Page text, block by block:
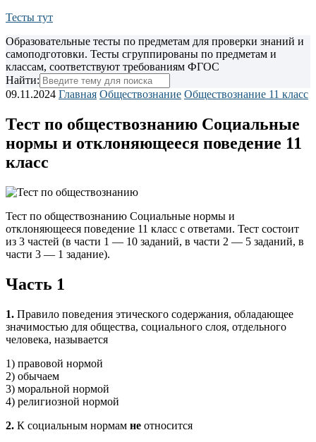
Тесты тут
Образовательные тесты по предметам для проверки знаний и
самоподготовки. Тесты сгруппированы по предметам и
классам, соответствуют требованиям ФГОС
Найти:
09.11.2024 Главная Обществознание Обществознание 11 класс
Тест по обществознанию Социальные
нормы и отклоняющееся поведение 11
класс
Тест по обществознанию Социальные нормы и
отклоняющееся поведение 11 класс с ответами. Тест состоит
из 3 частей (в части 1 — 10 заданий, в части 2 — 5 заданий, в
части 3 — 1 задание).
Часть 1
1. Правило поведения этического содержания, обладающее
значимостью для общества, социального слоя, отдельного
человека, называется
1) правовой нормой
2) обычаем
3) моральной нормой
4) религиозной нормой
2. К социальным нормам не относится